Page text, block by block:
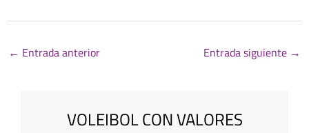
← Entrada anterior Entrada siguiente →
VOLEIBOL CON VALORES